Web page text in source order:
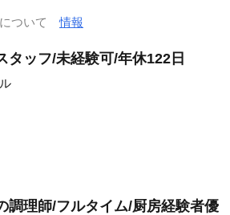
について情報
タッフ/未経験可/年休122日
調理師/フルタイム/厨房経験者優